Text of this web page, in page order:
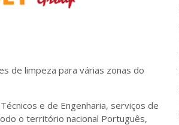
de limpeza para várias zonas do
e de Engenharia, serviços de
o território nacional Português,